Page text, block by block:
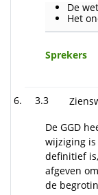
De
Het
Sprekers
3.3
De GGD
wijziging
definitief
afgeven
de